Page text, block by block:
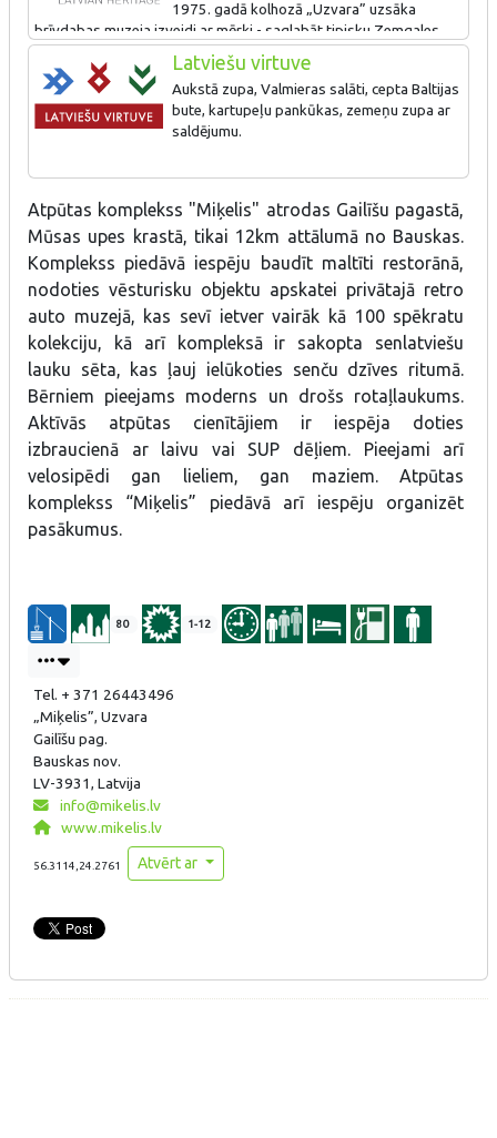
1975. gadā kolhozā „Uzvara” uzsāka
brīvdabas muzeja izveidi ar mērķi - saglabāt tipisku Zemgales
zemnieku saimniecību, kāda vēsturiskajā novadā bija raksturīga
20. gs. pirmajā pusē. Uz muzeju atveda un no jauna uzcēla
dzīvojamo māju, riju, divas klētis, kūti un smēdi. Ēkās izvietoja
tām raksturīgos darbarīkus, mēbeles, sadzīves priekšmetus,
fotomateriālus u.c. liecības. Vēsturisko ēku komplekss, kas
gida pavadībā.
Latviešu virtuve
Aukstā zupa, Valmieras salāti, cepta Baltijas
bute, kartupeļu pankūkas, zemeņu zupa ar
saldējumu.
Atpūtas komplekss "Miķelis" atrodas Gailīšu pagastā,
Mūsas upes krastā, tikai 12km attālumā no Bauskas.
Komplekss piedāvā iespēju baudīt maltīti restorānā,
nodoties vēsturisku objektu apskatei privātajā retro
auto muzejā, kas sevī ietver vairāk kā 100 spēkratu
kolekciju, kā arī kompleksā ir sakopta senlatviešu
lauku sēta, kas ļauj ielūkoties senču dzīves ritumā.
Bērniem pieejams moderns un drošs rotaļlaukums.
Aktīvās atpūtas cienītājiem ir iespēja doties
izbraucienā ar laivu vai SUP dēļiem. Pieejami arī
velosipēdi gan lieliem, gan maziem. Atpūtas
komplekss “Miķelis” piedāvā arī iespēju organizēt
pasākumus.
80 1-12
Tel. + 371 26443496
„Miķelis”, Uzvara
Gailīšu pag.
Bauskas nov.
LV-3931, Latvija
info@mikelis.lv
www.mikelis.lv
56.3114,24.2761 Atvērt ar